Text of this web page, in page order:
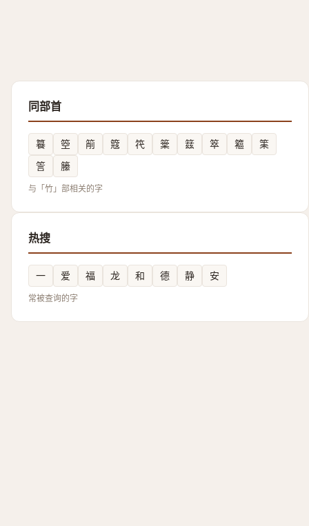
同部首
籑 箜 箾 簆 笩 䉎 䈘 箤 䉱
筙
䇾
籘
与「竹」部相关的字
热搜
一 爱 福 龙 和 德 静 安
常被查询的字